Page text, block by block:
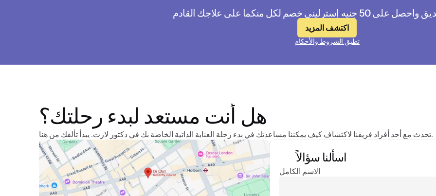
إسترليني خصم لكل منكما على علاجك القادم
اكتشف المزيد
تطبق الشروط والأحكام
هل أنت مستعد لبدء رحلتك؟
تحدث مع أحد أفراد فريقنا لاكتشاف كيف يمكننا مساعدتك في بدء رحلة العناية الذاتية الخاصة بك في دكتور لارت. يبدأ تألقك من هنا.
اسألنا سؤالاً
الاسم الكامل